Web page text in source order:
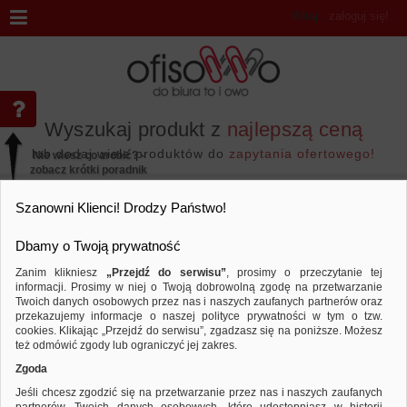
Wyszukaj produkt z najlepszą ceną
lub dodaj wiele produktów do zapytania ofertowego!
Witaj ,
Marka DONAU
Porównaj Sortuj według
Nie wiesz co zrobić? -
zobacz krótki poradnik
Szanowni Klienci! Drodzy Państwo!
Dbamy o Twoją prywatność
Zanim klikniesz „Przejdź do serwisu”, prosimy o przeczytanie tej
informacji. Prosimy w niej o Twoją dobrowolną zgodę na przetwarzanie
Twoich danych osobowych przez nas i naszych zaufanych partnerów oraz
przekazujemy informacje o naszej polityce prywatności w tym o tzw.
cookies. Klikając „Przejdź do serwisu”, zgadzasz się na poniższe. Możesz
też odmówić zgody lub ograniczyć jej zakres.
Zgoda
Jeśli chcesz zgodzić się na przetwarzanie przez nas i naszych zaufanych